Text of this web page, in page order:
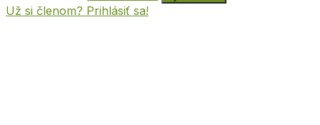
Už si členom? Prihlásiť sa!